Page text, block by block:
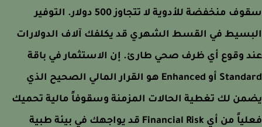
سقوف منخفضة للأدوية لا تتجاوز 500 دولار. التوفير
في القسط الشهري قد يكلفك آلاف الدولارات
وقوع أي ظرف صحي طارئ. إن الاستثمار في باقة
Standard أو Enhanced هو القرار المالي الصحيح الذي
لك تغطية الحالات المزمنة وسقوفاً مالية تحميك
فعلياً من أي Financial Risk قد يواجهك في بيئة طبية